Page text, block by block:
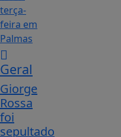
Geral
Giorge
Rossa
foi
sepultado